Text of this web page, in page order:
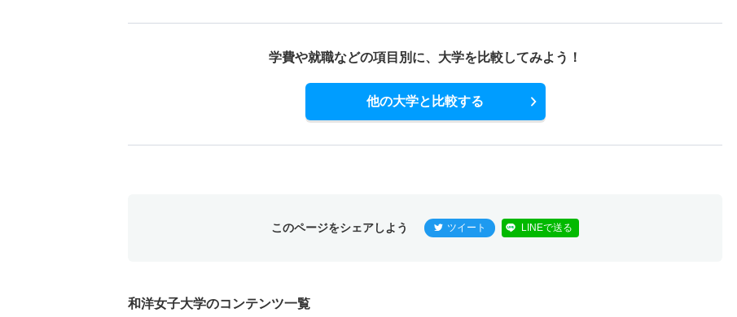
学費や就職などの項目別に、 大学を比較してみよう！
他の大学と比較する
このページをシェアしよう ツイート LINEで送る
和洋女子大学のコンテンツ一覧